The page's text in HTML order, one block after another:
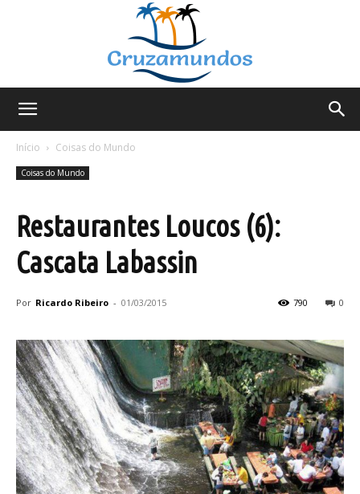
Início
Coisas do Mundo
Coisas do Mundo
Restaurantes Loucos (6):
Cascata Labassin
Por Ricardo Ribeiro - 01/03/2015 0
790